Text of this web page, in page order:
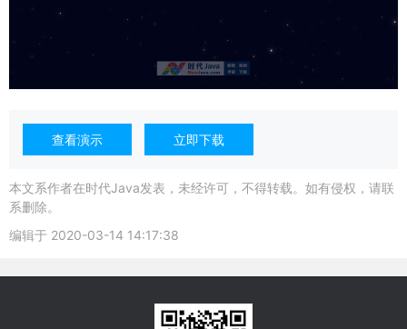
查看演示 立即下载
本文系作者在时代Java发表，未经许可，不得转载。如有侵权，请联
系删除。
编辑于 2020-03-14 14:17:38